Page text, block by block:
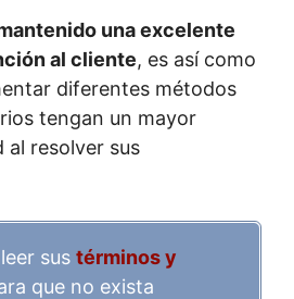
una excelente
al cliente, es así como
diferentes métodos
tengan un mayor
al resolver sus
sus términos y
que no exista